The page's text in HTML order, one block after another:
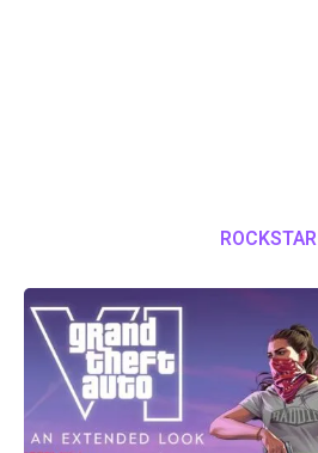
ROCKSTAR